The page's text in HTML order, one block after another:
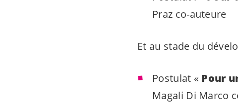
Praz co-auteure
Et au stade du
Postulat « Pour
Magali Di Marco